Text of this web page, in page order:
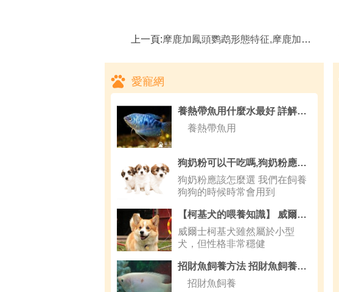
上一頁:摩鹿加鳳頭鹦鹉形態特征,摩鹿加鳳頭鹦鹉品種簡介
愛寵網
養熱帶魚用什麼水最好 詳解熱帶魚用什麼水好
養熱帶魚用
狗奶粉可以干吃嗎,狗奶粉應該怎麼選
狗奶粉應該怎麼選 我們在飼養
狗狗的時候時常會用到
【柯基犬的喂養知識】 威爾士柯基犬配種需注意的問題
威爾士柯基犬雖然屬於小型
犬，但性格非常穩健
招財魚飼養方法 招財魚飼養起來並不難
招財魚飼養